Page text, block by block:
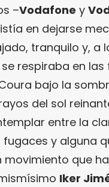
–Vodafone y
en dejarse
tranquilo y, a
respiraba en las
bajo la
del sol
entre la
fugaces y alguna
movimiento que
Iker